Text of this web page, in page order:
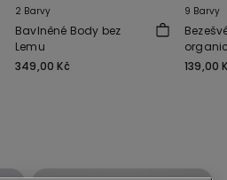
2 Barvy
Bavlněné Body bez
Lemu
349,00 Kč
9 Barvy
139,00